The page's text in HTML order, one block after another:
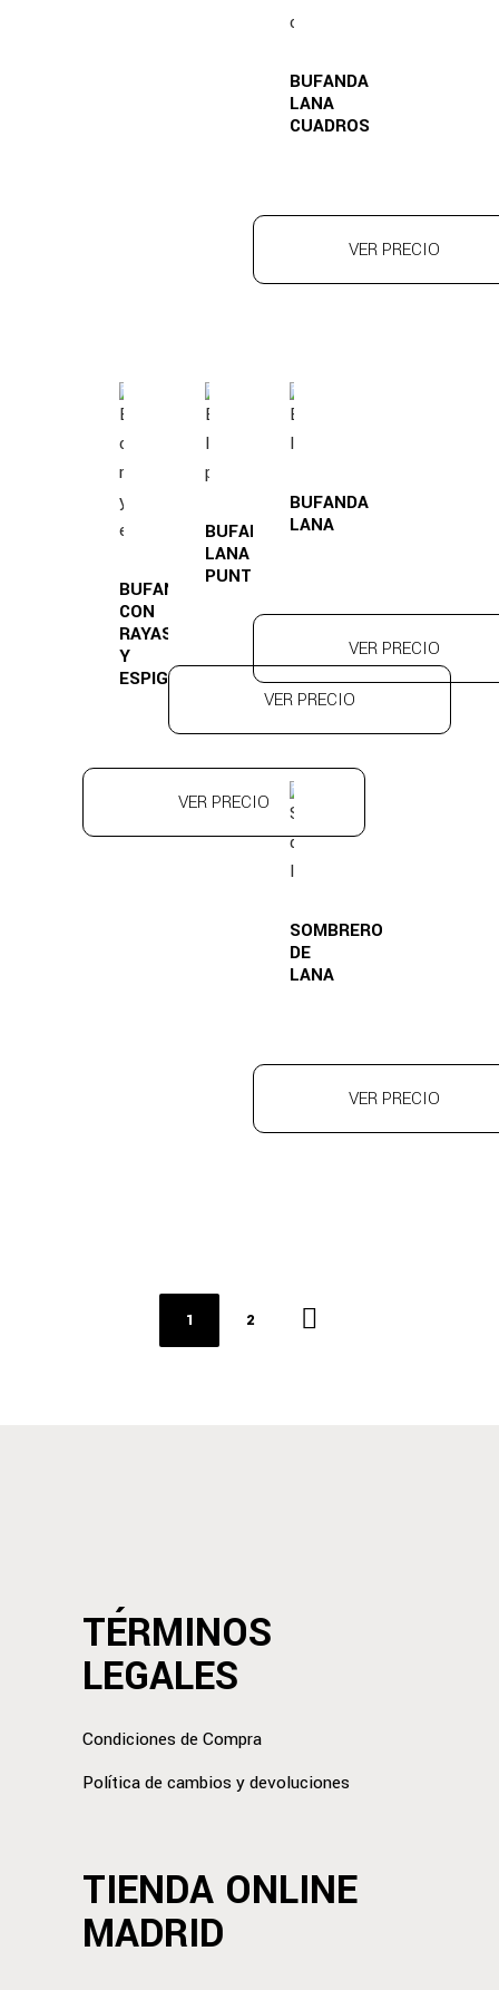
BUFANDA
LANA
CUADROS
VER PRECIO
BUFANDA
CON
RAYAS
Y
ESPIGAS
VER PRECIO
BUFANDA
LANA
PUNTO
VER PRECIO
BUFANDA
LANA
VER PRECIO
SOMBRERO
DE
LANA
VER PRECIO
1 2
TÉRMINOS
LEGALES
Condiciones de Compra
Política de cambios y devoluciones
TIENDA ONLINE
MADRID